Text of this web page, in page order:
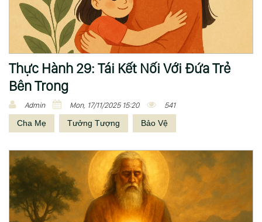
Thực Hành 29: Tái Kết Nối Với Đứa Trẻ
Bên Trong
Admin Mon, 17/11/2025 15:20 541
Cha Mẹ Tưởng Tượng Bảo Vệ